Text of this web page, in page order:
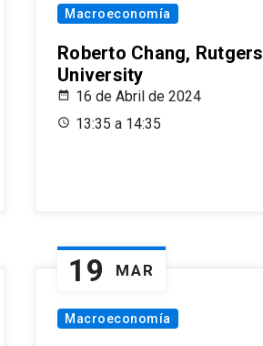
Macroeconomía
Roberto Chang, Rutgers
University
16 de Abril de 2024
13:35 a 14:35
19 MAR
Macroeconomía